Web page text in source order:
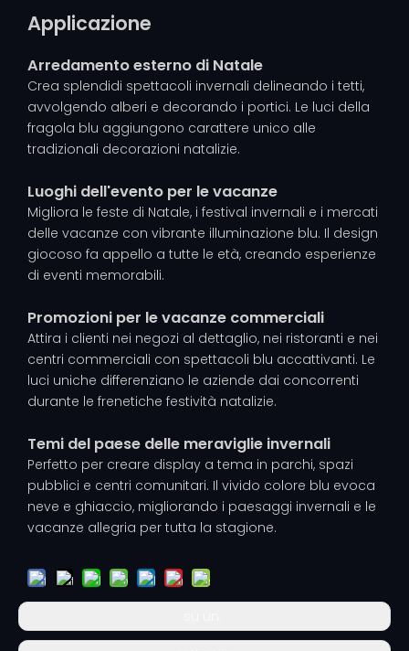
Applicazione
Arredamento esterno di Natale
Crea splendidi spettacoli invernali delineando i tetti,
avvolgendo alberi e decorando i portici. Le luci della
fragola blu aggiungono carattere unico alle
tradizionali decorazioni natalizie.
Luoghi dell'evento per le vacanze
Migliora le feste di Natale, i festival invernali e i mercati
delle vacanze con vibrante illuminazione blu. Il design
giocoso fa appello a tutte le età, creando esperienze
di eventi memorabili.
Promozioni per le vacanze commerciali
Attira i clienti nei negozi al dettaglio, nei ristoranti e nei
centri commerciali con spettacoli blu accattivanti. Le
luci uniche differenziano le aziende dai concorrenti
durante le frenetiche festività natalizie.
Temi del paese delle meraviglie invernali
Perfetto per creare display a tema in parchi, spazi
pubblici e centri comunitari. Il vivido colore blu evoca
neve e ghiaccio, migliorando i paesaggi invernali e le
vacanze allegria per tutta la stagione.